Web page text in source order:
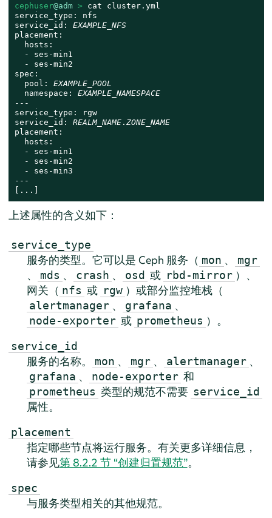
cephuser@adm > cat cluster.yml
service_type: nfs
service_id: EXAMPLE_NFS
placement:
  hosts:
  - ses-min1
  - ses-min2
spec:
  pool:
EXAMPLE_POOL
  namespace:
EXAMPLE_NAMESPACE
---
service_type: rgw
service_id: REALM_NAME. ZONE_NAME
placement:
  hosts:
  - ses-min1
  - ses-min2
  - ses-min3
---
[...]
上述属性的含义如下：
service_type
服务的类型。它可以是 Ceph 服务（ mon 、 mgr
、 mds 、 crash 、 osd 或 rbd-mirror ）、
网关（ nfs 或 rgw ）或部分监控堆栈（
alertmanager 、 grafana 、
node-exporter 或 prometheus ）。
service_id
服务的名称。 mon 、 mgr 、 alertmanager 、
grafana 、 node-exporter 和
prometheus 类型的规范不需要 service_id
属性。
placement
指定哪些节点将运行服务。有关更多详细信息，
请参见第 8.2.2 节 “创建归置规范”。
spec
与服务类型相关的其他规范。